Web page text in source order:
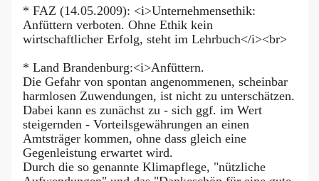
* FAZ (14.05.2009): <i>Unternehmensethik:
Anfüttern verboten. Ohne Ethik kein
wirtschaftlicher Erfolg, steht im Lehrbuch</i><br>
* Land Brandenburg:<i>Anfüttern.
Die Gefahr von spontan angenommenen, scheinbar
harmlosen Zuwendungen, ist nicht zu unterschätzen.
Dabei kann es zunächst zu - sich ggf. im Wert
steigernden - Vorteilsgewährungen an einen
Amtsträger kommen, ohne dass gleich eine
Gegenleistung erwartet wird.
Durch die so genannte Klimapflege, "nützliche